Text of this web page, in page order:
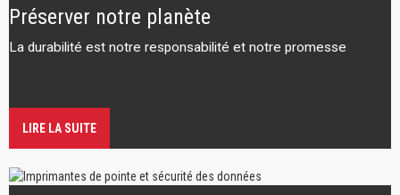
Préserver notre planète
La durabilité est notre responsabilité et notre promesse
LIRE LA SUITE